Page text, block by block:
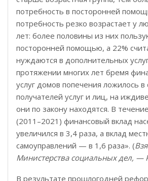
потребность в посторонней
потребность резко возрастает у
лет: более половины из них
посторонней помощью, а 22%
нуждаются в дополнительных
протяжении многих лет бремя
услуг домов попечения ложилось в
получателей услуг и лиц, на
они по закону находятся. В
(2011–2021) финансовый вклад
увеличился в 3,4 раза, а вклад
самоуправлений — в 1,6 раза». (
Министерства социальных дел, —
В результате прошлогодней